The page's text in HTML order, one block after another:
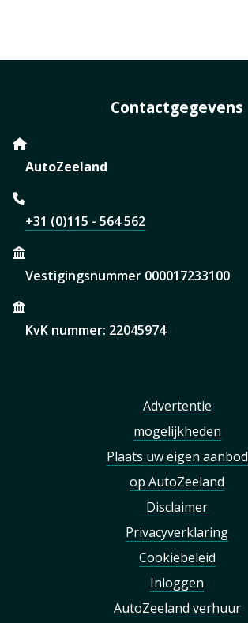
Contactgegevens
AutoZeeland
+31 (0)115 - 564 562
Vestigingsnummer 000017233100
KvK nummer: 22045974
Advertentie
mogelijkheden
Plaats uw eigen aanbod
op AutoZeeland
Disclaimer
Privacyverklaring
Cookiebeleid
Inloggen
AutoZeeland verhuur